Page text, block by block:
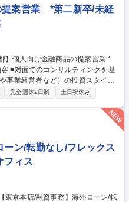
ィスとの調整 【PMO】PMO支
提案営業 *第二新卒/未経
事業経営者など）の投資スタイル
た、最適な資産形成・運用のため
。近年は事業経営者のお客さまへ
のご提案に留まらず、専門部署と
理など多様なソリューションの提
成や提案ができるため、お客さま
も当社ならではのやりがいを感じ
完全週休2日制 土日祝休み
ーン/転勤なし/フレックス
フィス